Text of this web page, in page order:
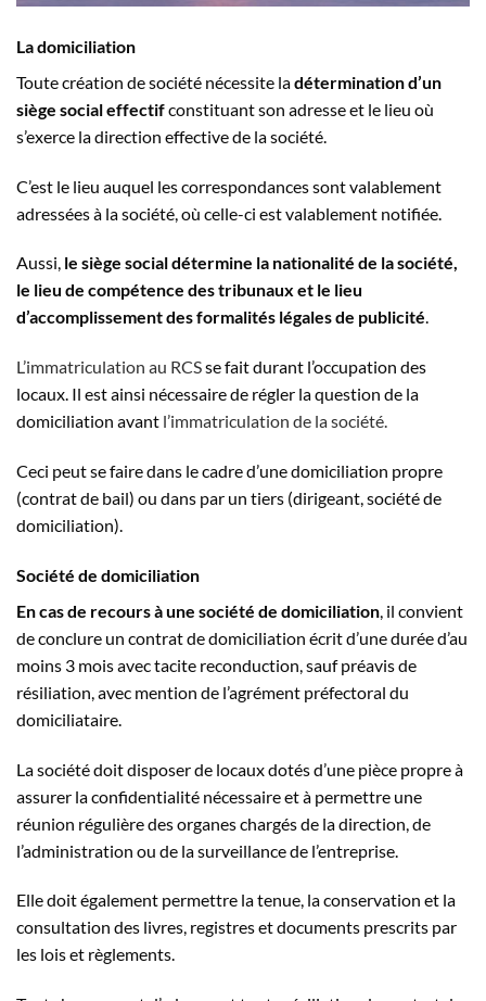
La domiciliation
Toute création de société nécessite ladétermination d’un
siège social effectifconstituant son adresse et le lieu où
s’exerce la direction effective de la société.
C’est le lieu auquel les correspondances sont valablement
adressées à la société, où celle-ci est valablement notifiée.
Aussi, le siège social détermine la nationalité de la société,
le lieu de compétence des tribunaux et le lieu
d’accomplissement des formalités légales de publicité.
L’immatriculation au RCSse fait durant l’occupation des
locaux. Il est ainsi nécessaire de régler la question de la
domiciliation avant l’immatriculation de la société.
Ceci peut se faire dans le cadre d’une domiciliation propre
(contrat de bail) ou dans par un tiers (dirigeant, société de
domiciliation).
Société de domiciliation
En cas de recours à une société de domiciliation , il convient
de conclure un contrat de domiciliation écrit d’une durée d’au
moins 3 mois avec tacite reconduction, sauf préavis de
résiliation, avec mention de l’agrément préfectoral du
domiciliataire.
La société doit disposer de locaux dotés d’une pièce propre à
assurer la confidentialité nécessaire et à permettre une
réunion régulière des organes chargés de la direction, de
l’administration ou de la surveillance de l’entreprise.
Elle doit également permettre la tenue, la conservation et la
consultation des livres, registres et documents prescrits par
les lois et règlements.